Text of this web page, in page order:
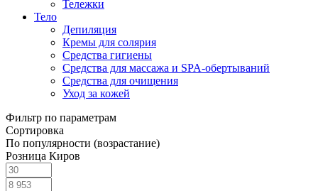
Тележки
Тело
Депиляция
Кремы для солярия
Средства гигиены
Средства для массажа и SPA-обертываний
Средства для очищения
Уход за кожей
Фильтр по параметрам
Сортировка
По популярности (возрастание)
Розница Киров